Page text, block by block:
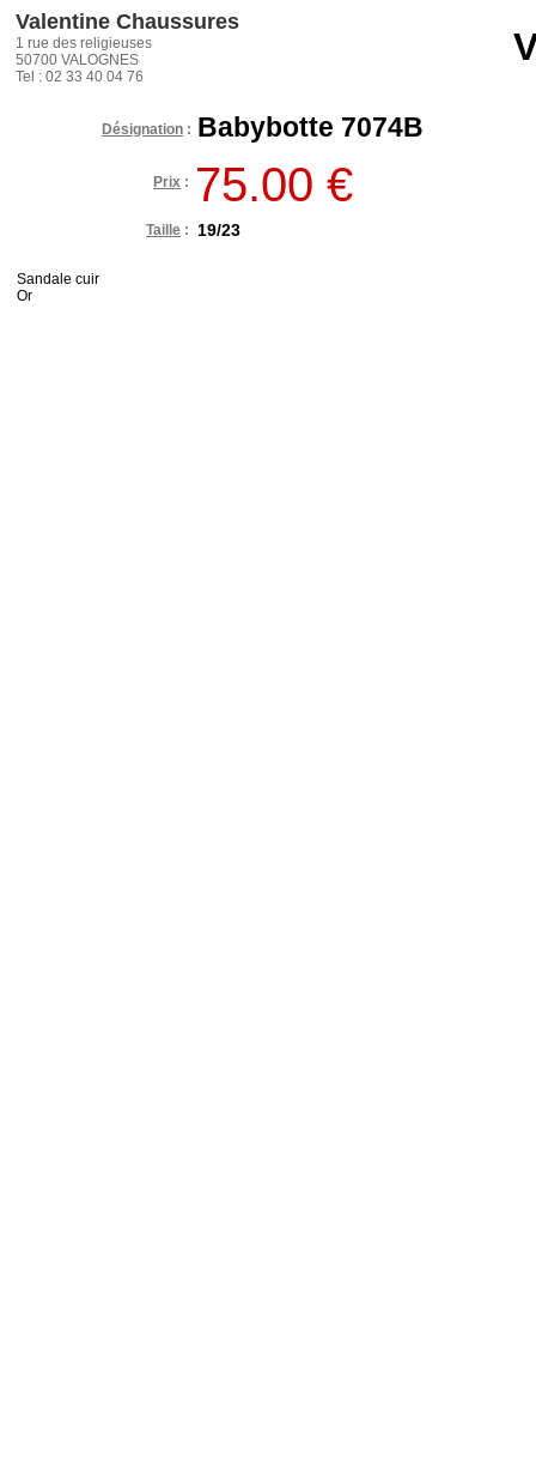
Valentine Chaussures
1 rue des religieuses
50700 VALOGNES
Tel : 02 33 40 04 76
Désignation : Babybotte 7074B
Prix : 75.00 €
Taille : 19/23
Sandale cuir
Or